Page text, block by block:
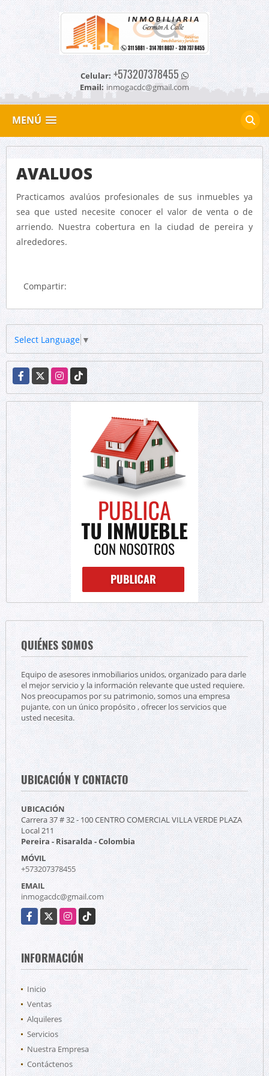
Celular: +573207378455
Email: inmogacdc@gmail.com
MENÚ
AVALUOS
Practicamos avalúos profesionales de sus inmuebles ya
sea que usted necesite conocer el valor de venta o de
arriendo. Nuestra cobertura en la ciudad de pereira y
alrededores.
Compartir:
Select Language ▼
Facebook
X Instagram
TikTok
QUIÉNES SOMOS
Equipo de asesores inmobiliarios unidos, organizado para darle
el mejor servicio y la información relevante que usted requiere.
Nos preocupamos por su patrimonio, somos una empresa
pujante, con un único propósito , ofrecer los servicios que
usted necesita.
UBICACIÓN Y CONTACTO
UBICACIÓN
Carrera 37 # 32 - 100 CENTRO COMERCIAL VILLA VERDE PLAZA
Local 211
Pereira - Risaralda - Colombia
MÓVIL
+573207378455
EMAIL
inmogacdc@gmail.com
Facebook
X Instagram
TikTok
INFORMACIÓN
Inicio
Ventas
Alquileres
Servicios
Nuestra Empresa
Contáctenos